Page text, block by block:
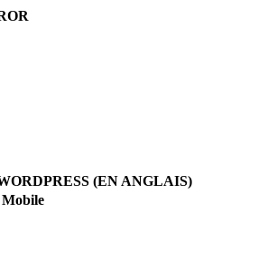
(EN ANGLAIS)
Mobile